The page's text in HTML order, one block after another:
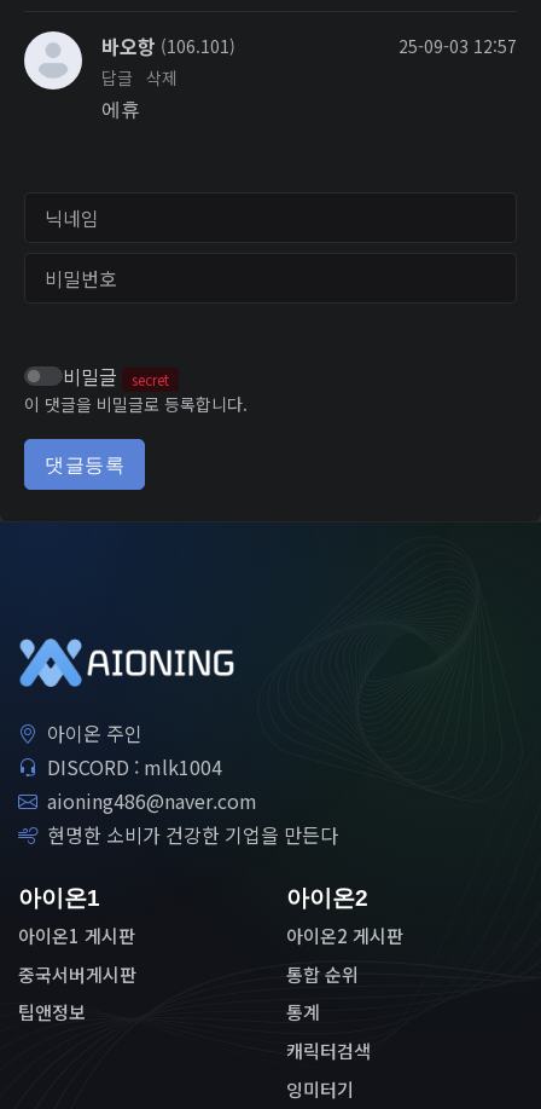
바오항 (106.101)
25-09-03 12:57
답글 삭제
에휴
닉네임
비밀번호
비밀글 secret
이 댓글을 비밀글로 등록합니다.
댓글등록
아이온 주인
DISCORD : mlk1004
aioning486@naver.com
현명한 소비가 건강한 기업을 만든다
아이온1
아이온1 게시판
중국서버게시판
팁앤정보
아이온2
아이온2 게시판
통합 순위
통계
캐릭터검색
잉미터기